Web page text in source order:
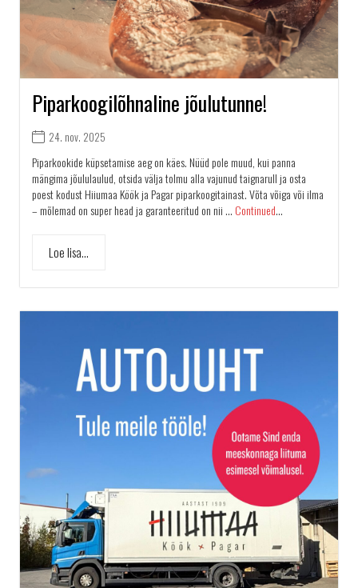
Piparkoogilõhnaline jõulutunne!
24. nov. 2025
Piparkookide küpsetamise aeg on käes. Nüüd pole muud, kui panna
mängima jõululaulud, otsida välja tolmu alla vajunud taignarull ja osta
poest kodust Hiiumaa Köök ja Pagar piparkoogitainast. Võta võiga või ilma
– mõlemad on super head ja garanteeritud on nii … Continued...
Loe lisa...